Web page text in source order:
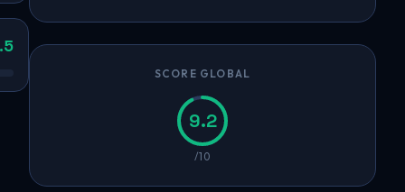
SCORE GLOBAL
9.2
/10